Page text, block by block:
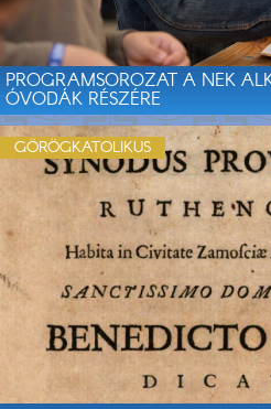
PROGRAMSOROZAT A NEK
ÓVODÁK RÉSZÉRE
GÖRÖGKATOLIKUS